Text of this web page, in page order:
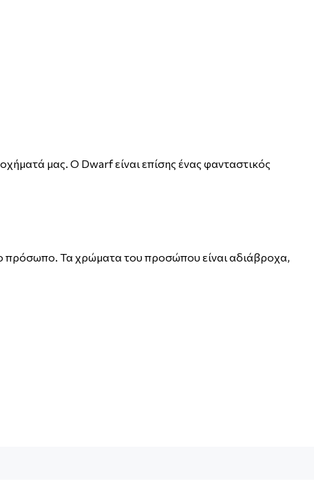
μας. Ο Dwarf είναι επίσης ένας φανταστικός
πρόσωπο. Τα χρώματα του προσώπου είναι αδιάβροχα,